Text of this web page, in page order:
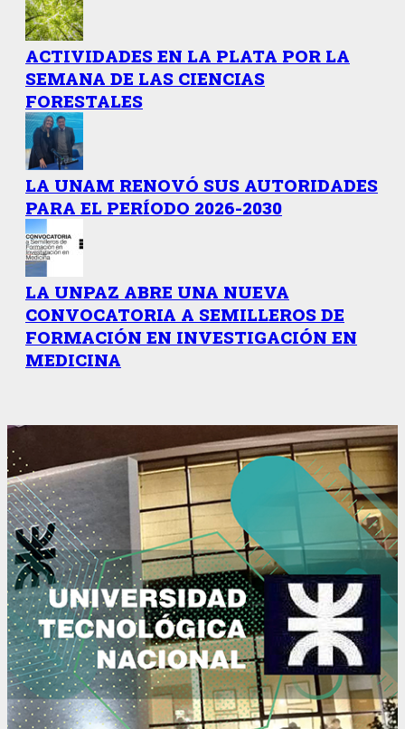
ACTIVIDADES EN LA PLATA POR LA
SEMANA DE LAS CIENCIAS
FORESTALES
LA UNAM RENOVÓ SUS AUTORIDADES
PARA EL PERÍODO 2026-2030
LA UNPAZ ABRE UNA NUEVA
CONVOCATORIA A SEMILLEROS DE
FORMACIÓN EN INVESTIGACIÓN EN
MEDICINA